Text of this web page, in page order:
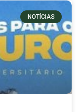
NOTÍCIAS